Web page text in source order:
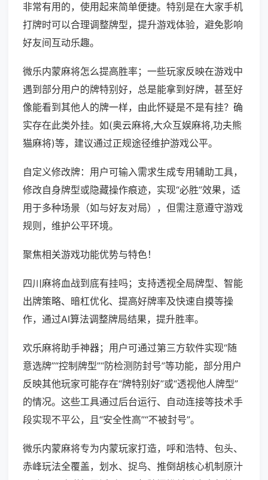
非常有用的，使用起来简单便捷。特别是在大家手机
打牌时可以合理调整牌型，提升游戏体验，避免影响
好友间互动乐趣。
微乐内蒙麻将怎么提高胜率；一些玩家反映在游戏中
遇到部分用户的牌特别好，总是能拿到好牌，甚至好
像能看到其他人的牌一样，由此怀疑是不是有挂？确
实存在此类外挂。如(奥云麻将,大众互娱麻将,功夫熊
猫麻将)等，建议通过正规途径维护游戏公平。
自定义修改牌：用户可输入需求生成专用辅助工具，
修改自身牌型或隐藏操作痕迹，实现“必胜”效果，适
用于多种场景（如与好友对局），但需注意遵守游戏
规则，维护公平环境。
聚焦相关游戏功能优势与特色！
四川麻将血战到底有挂吗；支持透视全局牌型、智能
出牌策略、暗杠优化、提高好牌率及快速自摸等操
作，通过AI算法调整牌局结果，提升胜率。
欢乐麻将助手神器；用户可通过第三方软件实现“随
意选牌”“控制牌型”“防检测防封号”等功能，部分用户
反映其他玩家可能存在“牌特别好”或“透视他人牌型”
的情况。这些工具通过后台运行、自动连接等技术手
段实现不平公，且“安全性高”“不被封号”。
微乐内蒙麻将专为内蒙玩家打造，呼和浩特、包头、
赤峰玩法全覆盖，划水、捉鸟、推倒胡核心机制原汁